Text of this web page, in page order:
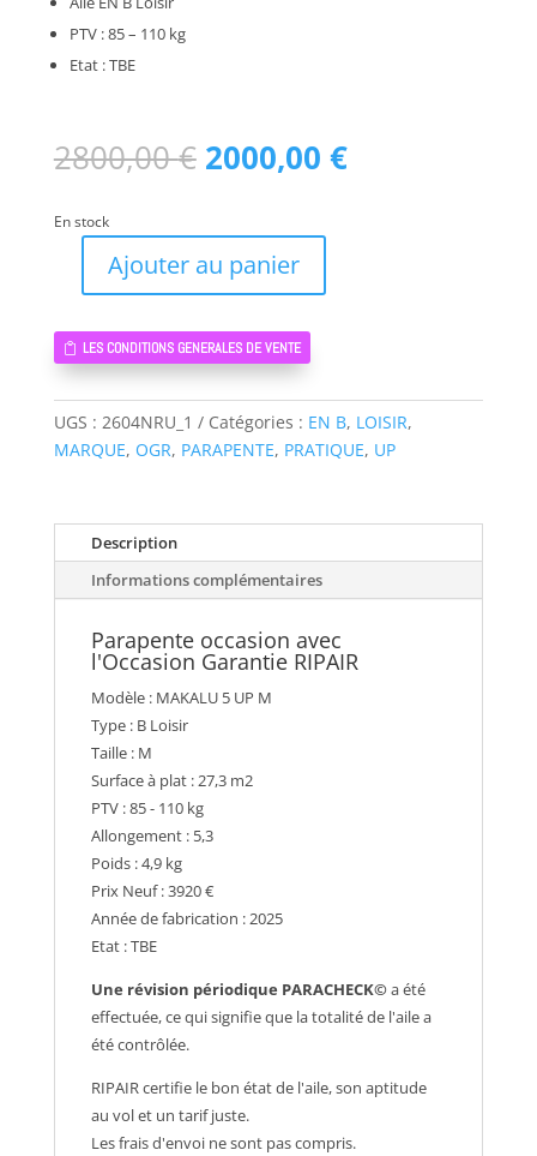
PTV : 85 – 110 kg
Etat : TBE
2800,00€ Le
prix
était :
2800,00 €.
2000,00 €Le
prix
En stock
quantité
MAKALU
5
M
-
Ajouter au panier
LES CONDITIONS GENERALES DE VENTE
UGS : 2604NRU_1 Catégories : EN B, LOISIR,
MARQUE, OGR, PARAPENTE, PRATIQUE, UP
Description
Informations complémentaires
Parapente occasion avec
l'Occasion Garantie RIPAIR
Modèle : MAKALU 5 UP M
Type : B Loisir
Taille : M
Surface à plat : 27,3 m2
PTV : 85 - 110 kg
Allongement : 5,3
Poids : 4,9 kg
Prix Neuf : 3920 €
Année de fabrication : 2025
Etat : TBE
Une révision périodique PARACHECK©a été
effectuée, ce qui signifie que la totalité de l'aile a
été contrôlée.
RIPAIR certifie le bon état de l'aile, son aptitude
au vol et un tarif juste.
Les frais d'envoi ne sont pas compris.